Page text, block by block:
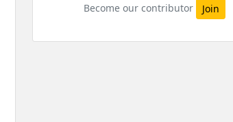
Become our contributor Join